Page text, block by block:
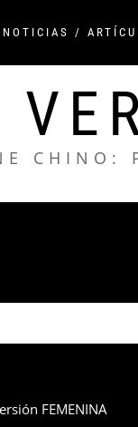
NOTICIAS /
CHINO:
FEMENINA